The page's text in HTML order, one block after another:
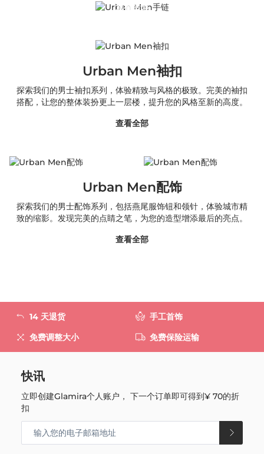
查看全部
Urban Men袖扣
探索我们的男士袖扣系列，体验精致与风格的极致。完美的袖扣
搭配，让您的整体装扮更上一层楼，提升您的风格至新的高度。
查看全部
Urban Men配饰
探索我们的男士配饰系列，包括燕尾服饰钮和领针，体验城市精
致的缩影。发现完美的点睛之笔，为您的造型增添最后的亮点。
查看全部
14 天退货
免费调整大小
手工首饰
免费保险运输
快讯
立即创建Glamira个人账户， 下一个订单即可得到¥ 70的折
扣